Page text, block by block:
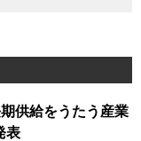
供給をうたう産業
表